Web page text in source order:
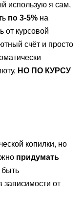
использую я сам,
по 3-5% на
от курсовой
счёт и просто
НО ПО КУРСУ
копилки, но
придумать
быть
от